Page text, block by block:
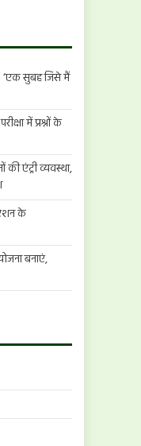
‘एक सुबह जिसे मैं
में प्रश्नों के
एंट्री व्यवस्था,
के
बनाएं,